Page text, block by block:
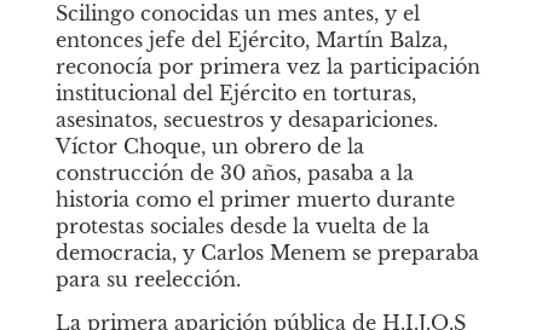
Scilingo conocidas un mes antes, y el
entonces jefe del Ejército, Martín Balza,
reconocía por primera vez la participación
institucional del Ejército en torturas,
asesinatos, secuestros y desapariciones.
Víctor Choque, un obrero de la
construcción de 30 años, pasaba a la
historia como el primer muerto durante
protestas sociales desde la vuelta de la
democracia, y Carlos Menem se preparaba
para su reelección.
La primera aparición pública de H.I.J.O.S